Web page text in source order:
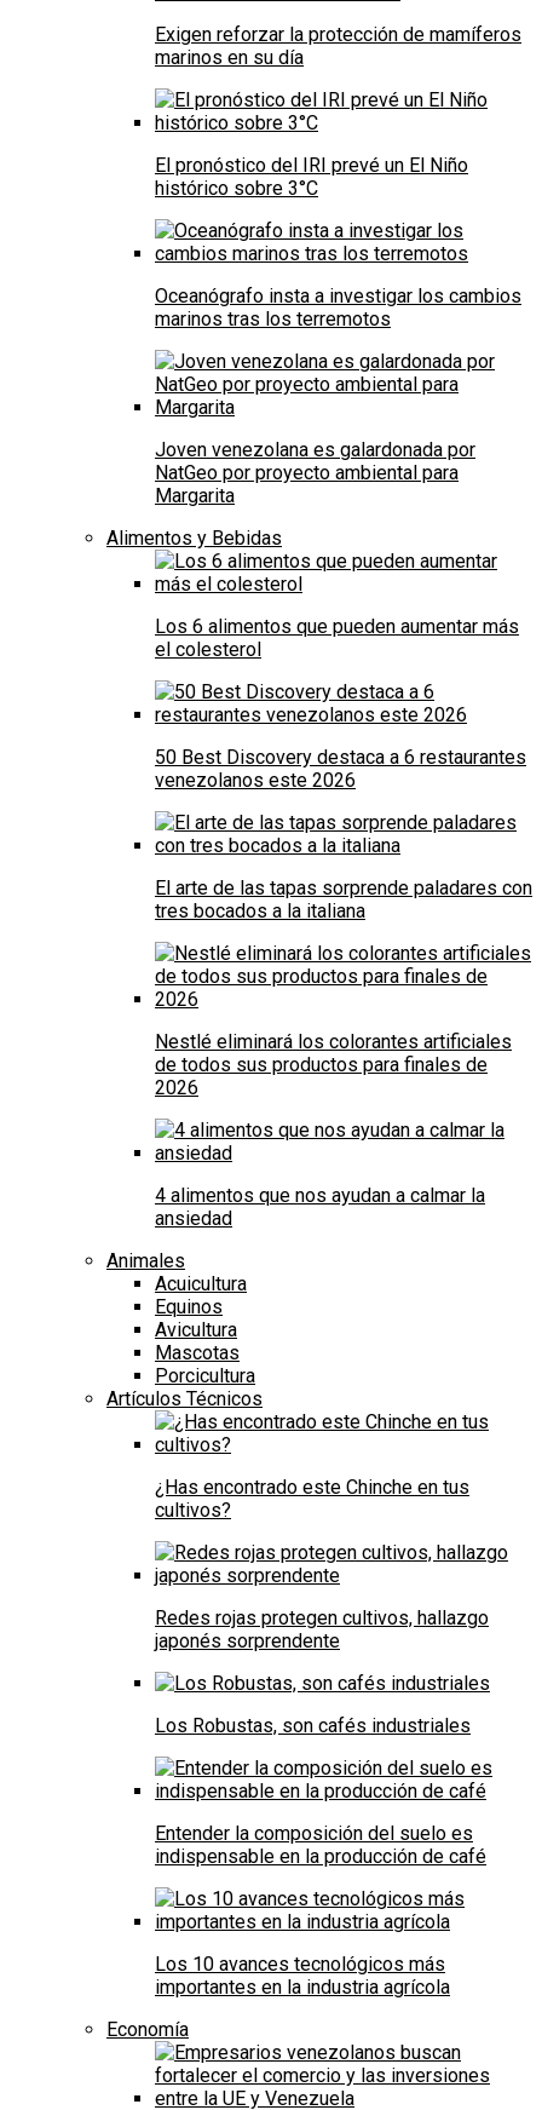
Exigen reforzar la protección de mamíferos
marinos en su día
El pronóstico del IRI prevé un El Niño
histórico sobre 3°C
Oceanógrafo insta a investigar los cambios
marinos tras los terremotos
Joven venezolana es galardonada por
NatGeo por proyecto ambiental para
Margarita
Alimentos y Bebidas
Los 6 alimentos que pueden aumentar más
el colesterol
50 Best Discovery destaca a 6 restaurantes
venezolanos este 2026
El arte de las tapas sorprende paladares con
tres bocados a la italiana
Nestlé eliminará los colorantes artificiales
de todos sus productos para finales de
2026
4 alimentos que nos ayudan a calmar la
ansiedad
Animales
Acuicultura
Equinos
Avicultura
Mascotas
Porcicultura
Artículos Técnicos
¿Has encontrado este Chinche en tus
cultivos?
Redes rojas protegen cultivos, hallazgo
japonés sorprendente
Los Robustas, son cafés industriales
Entender la composición del suelo es
indispensable en la producción de café
Los 10 avances tecnológicos más
importantes en la industria agrícola
Economía